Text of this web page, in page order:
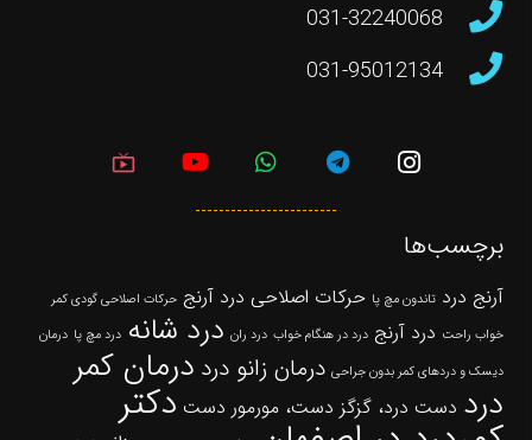
031-32240068
031-95012134
live_tv
برچسب‌ها
آرنج درد تاندون مچ پا حرکات اصلاحی درد آرنج حرکات اصلاحی گودی کمر
خواب راحت درد آرنج درد در هنگام خواب درد ران درد شانه درد مچ پا درمان
دیسک و دردهای کمر بدون جراحی درمان زانو درد درمان کمر
درد دست درد، گزگز دست، مورمور دست دکتر